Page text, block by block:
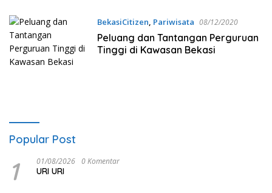
BekasiCitizen, Pariwisata 08/12/2020
Peluang dan Tantangan Perguruan
Tinggi di Kawasan Bekasi
Popular Post
1 01/08/2026 0 Komentar
URI URI